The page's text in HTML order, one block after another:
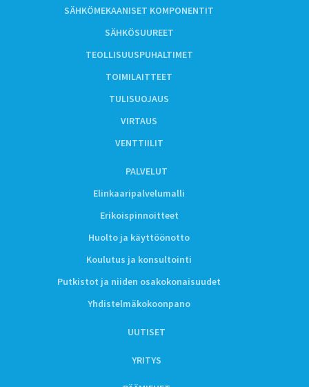
SÄHKÖMEKAANISET KOMPONENTIT
SÄHKÖSUUREET
TEOLLISUUSPUHALTIMET
TOIMILAITTEET
TULISUOJAUS
VIRTAUS
VENTTIILIT
PALVELUT
Elinkaaripalvelumalli
Erikoispinnoitteet
Huolto ja käyttöönotto
Koulutus ja konsultointi
Putkistot ja niiden osakokonaisuudet
Yhdistelmäkokoonpano
UUTISET
YRITYS